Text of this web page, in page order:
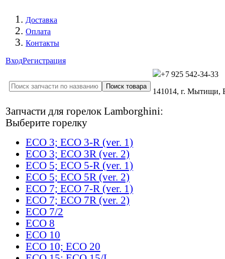
Доставка
Оплата
Контакты
ВходРегистрация
+7 925 542-34-33
141014, г. Мытищи,
Запчасти для горелок Lamborghini:
Выберите горелку
ECO 3; ECO 3-R (ver. 1)
ECO 3; ECO 3R (ver. 2)
ECO 5; ECO 5-R (ver. 1)
ECO 5; ECO 5R (ver. 2)
ECO 7; ECO 7-R (ver. 1)
ECO 7; ECO 7R (ver. 2)
ECO 7/2
ECO 8
ECO 10
ECO 10; ECO 20